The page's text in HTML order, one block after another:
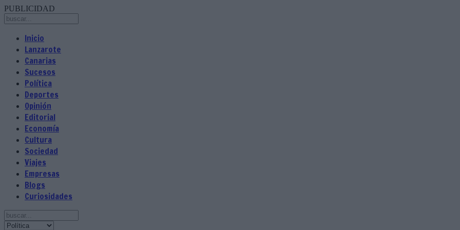
PUBLICIDAD
Inicio
Lanzarote
Canarias
Sucesos
Política
Deportes
Opinión
Editorial
Economía
Cultura
Sociedad
Viajes
Empresas
Blogs
Curiosidades